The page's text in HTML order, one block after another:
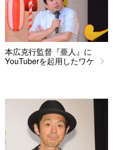
本広克行監督『亜人』に
YouTuberを起用したワケ